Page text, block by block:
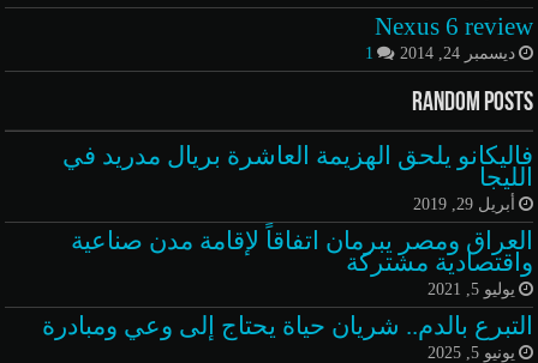
Nexus 6 review
ديسمبر 24, 2014 1
Random Posts
فاليكانو يلحق الهزيمة العاشرة بريال مدريد في
الليجا
أبريل 29, 2019
العراق ومصر يبرمان اتفاقاً لإقامة مدن صناعية
واقتصادية مشتركة
يوليو 5, 2021
التبرع بالدم.. شريان حياة يحتاج إلى وعي ومبادرة
يونيو 5, 2025